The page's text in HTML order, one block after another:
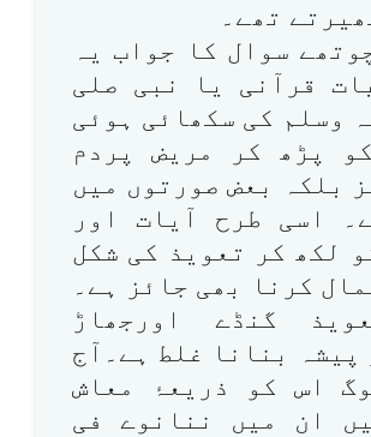
تھے۔
سوال کا جواب یہ
قرآنی یا نبی صلی
وسلم کی سکھائی ہوئی
پڑھ کر مریض پردم
بلکہ بعض صورتوں میں
اسی طرح آیات اور
لکھ کر تعویذ کی شکل
کرنا بھی جائز ہے۔
گنڈے اورجھاڑ
پیشہ بنانا غلط ہے۔آج
اس کو ذریعۂ معاش
ان میں ننانوے فی